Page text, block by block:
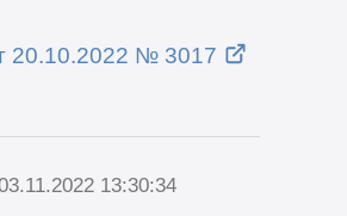
20.10.2022 № 3017
13:30:34